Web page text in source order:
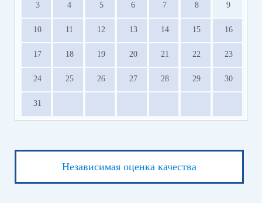
3 4 5 6 7 8 9
10 11 12 13 14 15 16
17 18 19 20 21 22 23
24 25 26 27 28 29 30
31
Независимая оценка качества